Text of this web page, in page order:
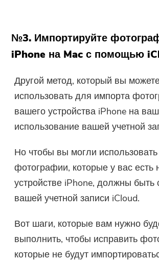
№3. Импортируйте
iPhone на Mac с помощью
Другой метод, который вы
использовать для импорта
вашего устройства iPhone на
использование вашей учетной
Но чтобы вы могли использовать
фотографии, которые у вас
устройстве iPhone, должны быть
вашей учетной записи iCloud.
Вот шаги, которые вам нужно
выполнить, чтобы исправить
которые не будут